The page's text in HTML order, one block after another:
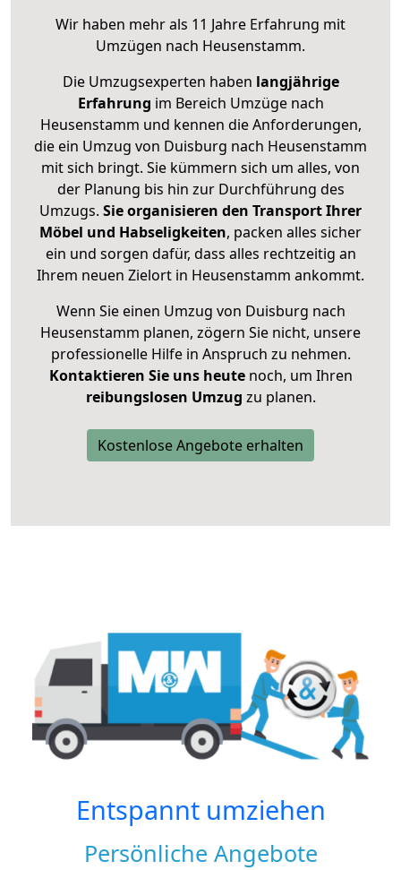
Wir haben mehr als 11 Jahre Erfahrung mit
Umzügen nach Heusenstamm.
Die Umzugsexperten haben langjährige
Erfahrung im Bereich Umzüge nach
Heusenstamm und kennen die Anforderungen,
die ein Umzug von Duisburg nach Heusenstamm
mit sich bringt. Sie kümmern sich um alles, von
der Planung bis hin zur Durchführung des
Umzugs. Sie organisieren den Transport Ihrer
Möbel und Habseligkeiten, packen alles sicher
ein und sorgen dafür, dass alles rechtzeitig an
Ihrem neuen Zielort in Heusenstamm ankommt.
Wenn Sie einen Umzug von Duisburg nach
Heusenstamm planen, zögern Sie nicht, unsere
professionelle Hilfe in Anspruch zu nehmen.
Kontaktieren Sie uns heutenoch, um Ihren
reibungslosen Umzug zu planen.
Kostenlose Angebote erhalten
Entspannt umziehen
Persönliche Angebote